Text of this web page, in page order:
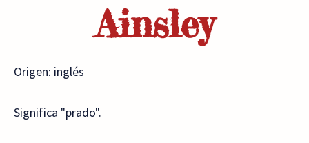
Ainsley
Origen: inglés
Significa "prado".